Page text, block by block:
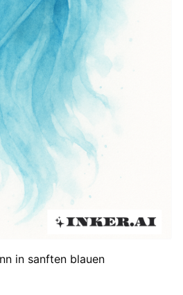
in sanften blauen